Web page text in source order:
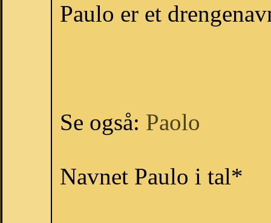
Paulo er et
Se også: Paolo
Navnet Paulo i tal*